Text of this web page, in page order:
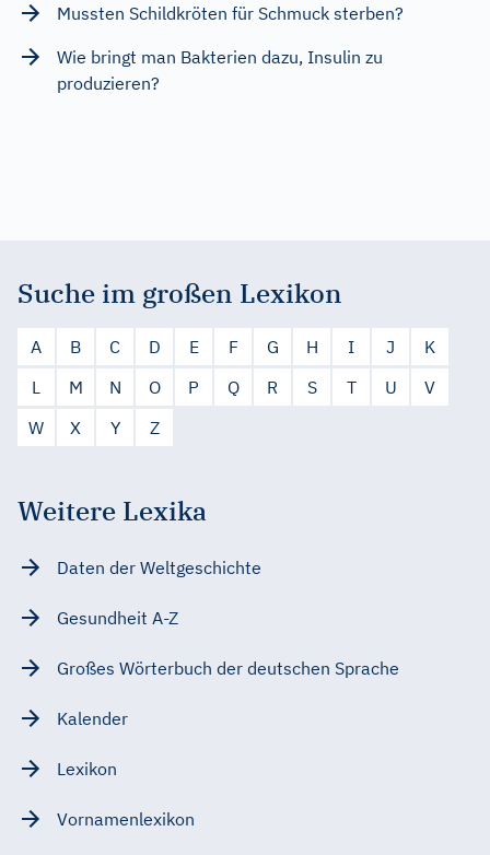
Mussten Schildkröten für Schmuck sterben?
Wie bringt man Bakterien dazu, Insulin zu
produzieren?
Suche im großen Lexikon
A B C D E F G H I J
K
L
M N O P Q R S T U
V
W
X Y Z
Weitere Lexika
Daten der Weltgeschichte
Gesundheit A-Z
Großes Wörterbuch der deutschen Sprache
Kalender
Lexikon
Vornamenlexikon